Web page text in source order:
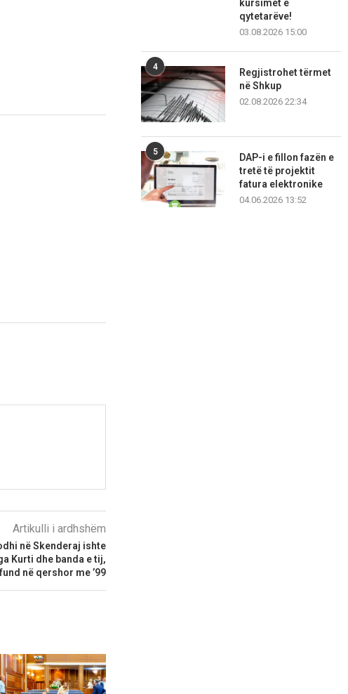
Artikulli i ardhshëm
në Skenderaj ishte
Kurti dhe banda e tij,
në qershor me ’99
kursimet e
qytetarëve!
03.08.2026 15:00
4
Regjistrohet tërmet
në Shkup
02.08.2026 22:34
5
DAP-i e fillon fazën e
tretë të projektit
fatura elektronike
04.06.2026 13:52